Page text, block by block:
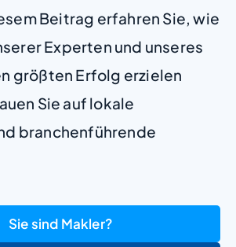
Beitrag erfahren Sie, wie
Experten und unseres
größten Erfolg erzielen
Sie auf lokale
branchenführende
Sie sind Makler?